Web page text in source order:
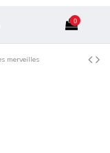
0
merveilles